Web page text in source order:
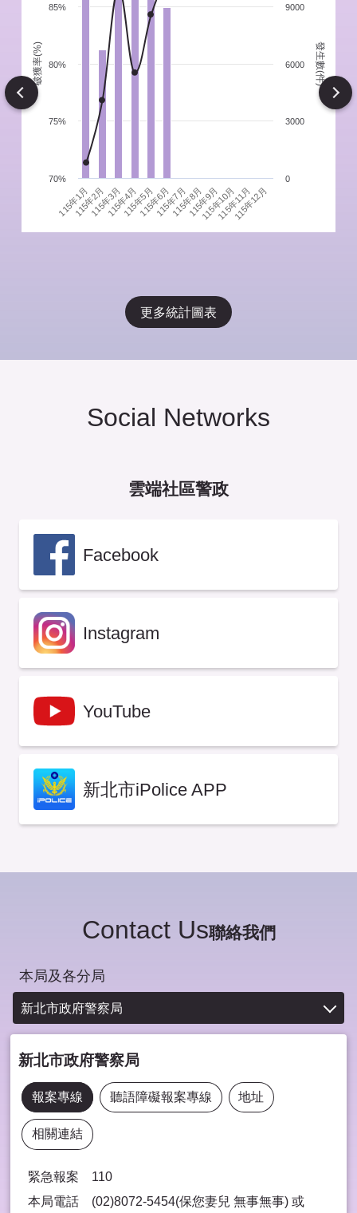
破獲率(%) 發生數(件)
115年1月
115年2月115年3月115年4月115年5月115年6月115年7月115年8月115年9月
115年10月
115年11月
115年12月
70%
75%
80%
85%
0
3000
6000
9000
更多統計圖表
Social Networks
雲端社區警政
Facebook
Instagram
YouTube
新北市iPolice APP
Contact Us聯絡我們
本局及各分局
新北市政府警察局
新北市政府警察局
報案專線 聽語障礙報案專線 地址
相關連結
緊急報案
110
本局電話
(02)8072-5454(保您妻兒 無事無事) 或